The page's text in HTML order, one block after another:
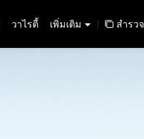
วาไรตี้ เพิ่มเติม | สำรวจ